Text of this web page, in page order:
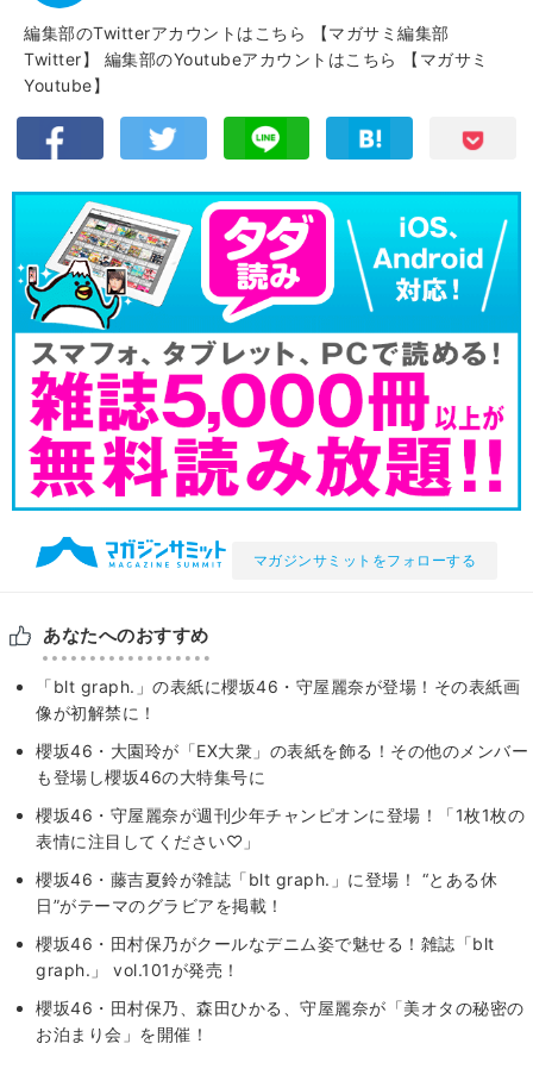
編集部のTwitterアカウントはこちら
【マガサミ編集部
Twitter】
編集部のYoutubeアカウントはこちら
【マガサミ
Youtube】
マガジンサミットをフォローする
あなたへのおすすめ
「blt graph.」の表紙に櫻坂46・守屋麗奈が登場！その表紙画
像が初解禁に！
櫻坂46・大園玲が「EX大衆」の表紙を飾る！その他のメンバー
も登場し櫻坂46の大特集号に
櫻坂46・守屋麗奈が週刊少年チャンピオンに登場！「1枚1枚の
表情に注目してください♡」
櫻坂46・藤吉夏鈴が雑誌「blt graph.」に登場！ “とある休
日”がテーマのグラビアを掲載！
櫻坂46・田村保乃がクールなデニム姿で魅せる！雑誌「blt
graph.」 vol.101が発売！
櫻坂46・田村保乃、森田ひかる、守屋麗奈が「美オタの秘密の
お泊まり会」を開催！